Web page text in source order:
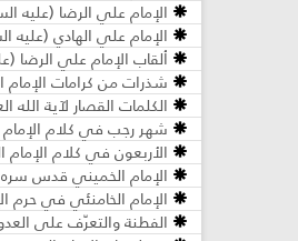
الإمام علي الرضا (عليه
الإمام علي الهادي (عليه
ألقاب الإمام علي الرضا
شذرات من كرامات الإمام
الكلمات القصار لآية
شهر رجب في كلام الإمام
الأربعون في كلام الإمام
الإمام الخميني قدس سره
الإمام الخامنئي في
الفطنة والتعرّف على